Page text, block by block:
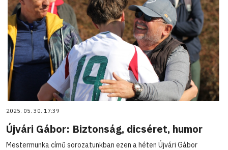
2025. 05. 30. 17:39
Újvári Gábor: Biztonság, dicséret, humor
Mestermunka című sorozatunkban ezen a héten Újvári Gábor